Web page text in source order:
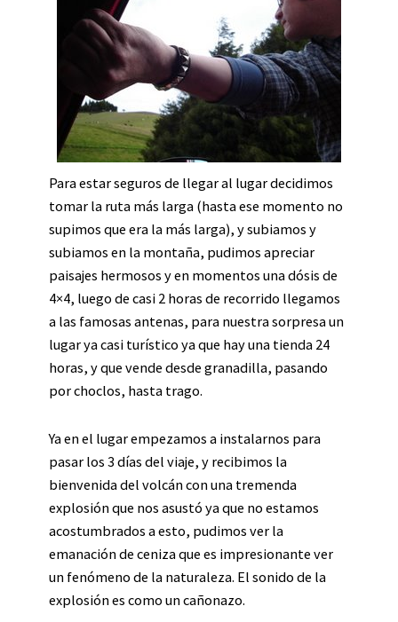
Para estar seguros de llegar al lugar decidimos
tomar la ruta más larga (hasta ese momento no
supimos que era la más larga), y subiamos y
subiamos en la montaña, pudimos apreciar
paisajes hermosos y en momentos una dósis de
4×4, luego de casi 2 horas de recorrido llegamos
a las famosas antenas, para nuestra sorpresa un
lugar ya casi turístico ya que hay una tienda 24
horas, y que vende desde granadilla, pasando
por choclos, hasta trago.
Ya en el lugar empezamos a instalarnos para
pasar los 3 días del viaje, y recibimos la
bienvenida del volcán con una tremenda
explosión que nos asustó ya que no estamos
acostumbrados a esto, pudimos ver la
emanación de ceniza que es impresionante ver
un fenómeno de la naturaleza. El sonido de la
explosión es como un cañonazo.